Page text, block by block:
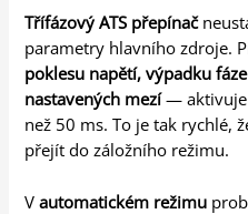
Třífázový ATS přepínač
parametry hlavního zdroje.
poklesu napětí, výpadku
nastavených mezí— aktivuje
než 50 ms. To je tak rychlé,
přejít do záložního režimu.
Vautomatickém režimu